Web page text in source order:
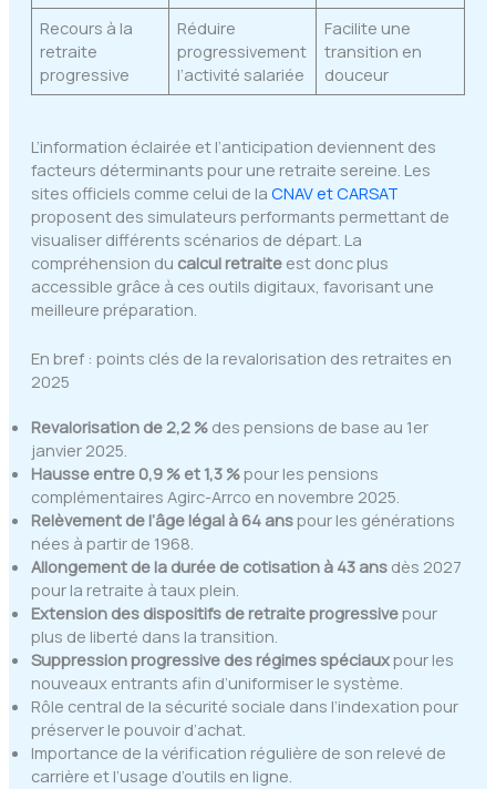
Recours à la
retraite
progressive
Réduire
progressivement
l’activité salariée
Facilite une
transition en
douceur
L’information éclairée et l’anticipation deviennent des
facteurs déterminants pour une retraite sereine. Les
sites officiels comme celui de la CNAV et CARSAT
proposent des simulateurs performants permettant de
visualiser différents scénarios de départ. La
compréhension du calcul retraiteest donc plus
accessible grâce à ces outils digitaux, favorisant une
meilleure préparation.
En bref : points clés de la revalorisation des retraites en
2025
Revalorisation de 2,2 %des pensions de base au 1er
janvier 2025.
Hausse entre 0,9 % et 1,3 %pour les pensions
complémentaires Agirc-Arrco en novembre 2025.
Relèvement de l’âge légal à 64 anspour les générations
nées à partir de 1968.
Allongement de la durée de cotisation à 43 ansdès 2027
pour la retraite à taux plein.
Extension des dispositifs de retraite progressivepour
plus de liberté dans la transition.
Suppression progressive des régimes spéciauxpour les
nouveaux entrants afin d’uniformiser le système.
Rôle central de la sécurité sociale dans l’indexation pour
préserver le pouvoir d’achat.
Importance de la vérification régulière de son relevé de
carrière et l’usage d’outils en ligne.